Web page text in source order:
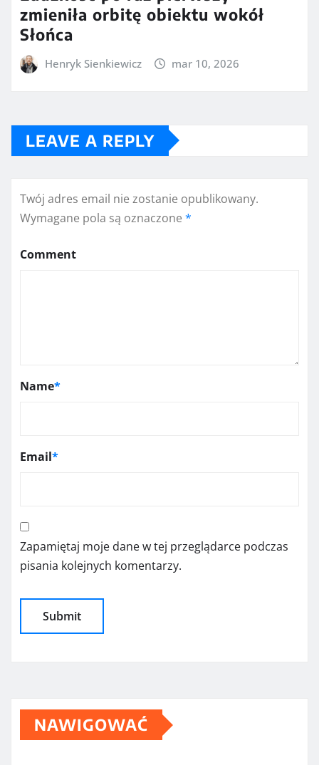
zmieniła orbitę obiektu wokół
Słońca
Henryk Sienkiewicz mar 10, 2026
LEAVE A REPLY
Twój adres email nie zostanie opublikowany.
Wymagane pola są oznaczone *
Comment
Name*
Email*
Zapamiętaj moje dane w tej przeglądarce podczas
pisania kolejnych komentarzy.
NAWIGOWAĆ